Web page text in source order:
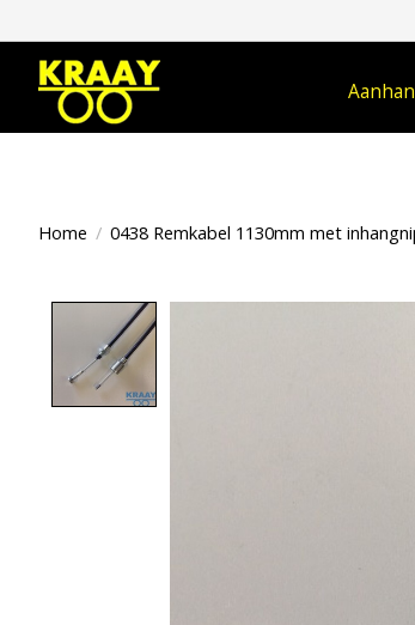
Home / 0438 Remkabel 1130mm met